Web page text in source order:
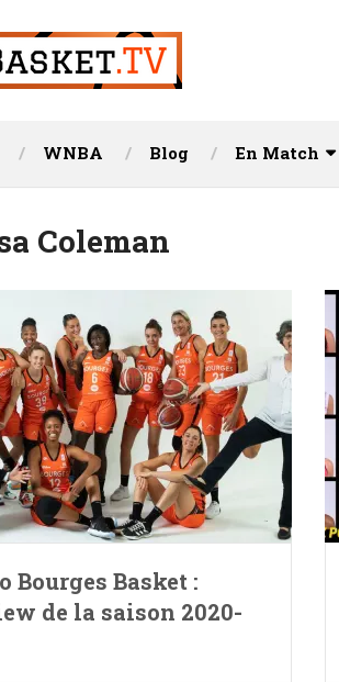
WNBA Blog En Match
Coleman
Bourges Basket :
de la saison 2020-